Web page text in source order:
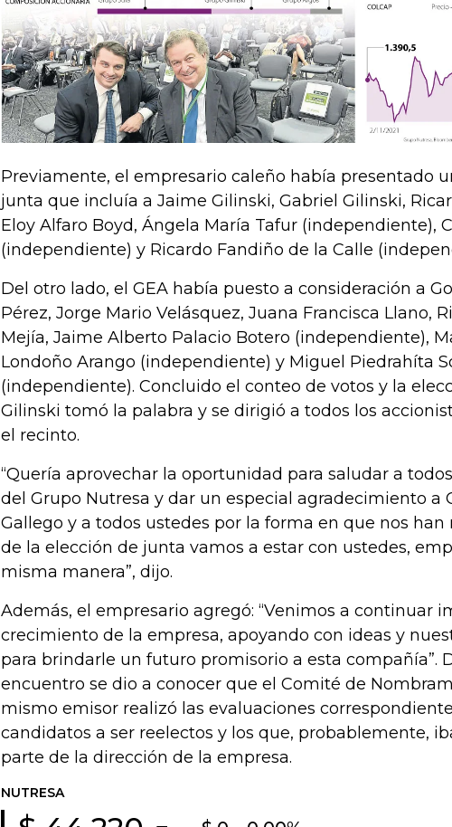
Previamente, el empresario caleño había presentado
junta que incluía a Jaime Gilinski, Gabriel Gilinski,
Eloy Alfaro Boyd, Ángela María Tafur (independiente),
(independiente) y Ricardo Fandiño de la Calle
Del otro lado, el GEA había puesto a consideración a
Pérez, Jorge Mario Velásquez, Juana Francisca Llano,
Mejía, Jaime Alberto Palacio Botero (independiente),
Londoño Arango (independiente) y Miguel Piedrahíta
(independiente). Concluido el conteo de votos y la
Gilinski tomó la palabra y se dirigió a todos los
el recinto.
“Quería aprovechar la oportunidad para saludar a
del Grupo Nutresa y dar un especial agradecimiento a
Gallego y a todos ustedes por la forma en que nos han
de la elección de junta vamos a estar con ustedes,
misma manera”, dijo.
Además, el empresario agregó: “Venimos a continuar
crecimiento de la empresa, apoyando con ideas y
para brindarle un futuro promisorio a esta compañía”.
encuentro se dio a conocer que el Comité de
mismo emisor realizó las evaluaciones
candidatos a ser reelectos y los que, probablemente,
parte de la dirección de la empresa.